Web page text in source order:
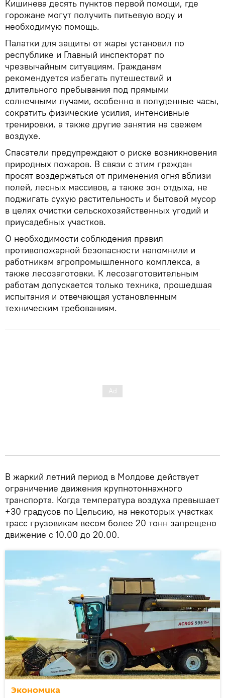
Кишинева десять пунктов первой помощи, где
горожане могут получить питьевую воду и
необходимую помощь.
Палатки для защиты от жары установил по
республике и Главный инспекторат по
чрезвычайным ситуациям. Гражданам
рекомендуется избегать путешествий и
длительного пребывания под прямыми
солнечными лучами, особенно в полуденные часы,
сократить физические усилия, интенсивные
тренировки, а также другие занятия на свежем
воздухе.
Спасатели предупреждают о риске возникновения
природных пожаров. В связи с этим граждан
просят воздержаться от применения огня вблизи
полей, лесных массивов, а также зон отдыха, не
поджигать сухую растительность и бытовой мусор
в целях очистки сельскохозяйственных угодий и
приусадебных участков.
О необходимости соблюдения правил
противопожарной безопасности напомнили и
работникам агропромышленного комплекса, а
также лесозаготовки. К лесозаготовительным
работам допускается только техника, прошедшая
испытания и отвечающая установленным
техническим требованиям.
В жаркий летний период в Молдове действует
ограничение движения крупнотоннажного
транспорта. Когда температура воздуха превышает
+30 градусов по Цельсию, на некоторых участках
трасс грузовикам весом более 20 тонн запрещено
движение с 10.00 до 20.00.
Экономика